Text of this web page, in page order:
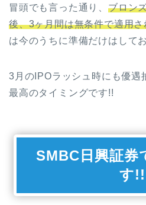
冒頭でも言った通り、 ブロン
後、3ヶ月間は無条件で適用さ
は今のうちに準備だけはして
3月のIPOラッシュ時にも優遇
最高のタイミングです!!
SMBC日興証券
す!!